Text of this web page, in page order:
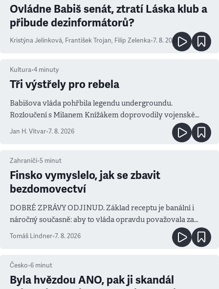
Ovládne Babiš senát, ztratí Láska klub a
přibude dezinformátorů?
Kristýna Jelínková, František Trojan, Filip Zelenka•7. 8. 2026
Kultura•4 minuty
Tři výstřely pro rebela
Babišova vláda pohřbila legendu undergroundu.
Rozloučení s Milanem Knížákem doprovodily vojenské
salvy i kritika pokrokářů
Jan H. Vitvar•7. 8. 2026
Zahraničí•5 minut
Finsko vymyslelo, jak se zbavit
bezdomovectví
DOBRÉ ZPRÁVY ODJINUD. Základ receptu je banální i
náročný současně: aby to vláda opravdu považovala za
prioritu
Tomáš Lindner•7. 8. 2026
Česko•6 minut
Byla hvězdou ANO, pak ji skandál